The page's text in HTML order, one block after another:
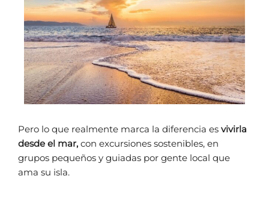
Pero lo que realmente marca la diferencia es vivirla
desde el mar, con excursiones sostenibles, en
grupos pequeños y guiadas por gente local que
ama su isla.